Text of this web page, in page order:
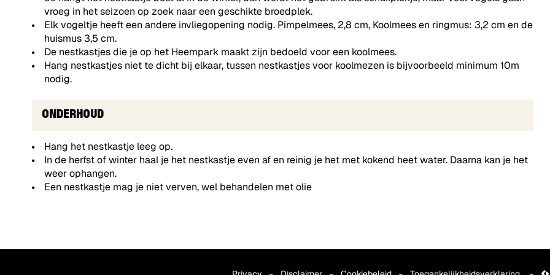
vroeg in het seizoen op zoek naar een geschikte broedplek.
Elk vogeltje heeft een andere invliegopening nodig. Pimpelmees, 2,8 cm, Koolmees en ringmus: 3,2 cm en de
huismus 3,5 cm.
De nestkastjes die je op het Heempark maakt zijn bedoeld voor een koolmees.
Hang nestkastjes niet te dicht bij elkaar, tussen nestkastjes voor koolmezen is bijvoorbeeld minimum 10m
nodig.
ONDERHOUD
Hang het nestkastje leeg op.
In de herfst of winter haal je het nestkastje even af en reinig je het met kokend heet water. Daarna kan je het
weer ophangen.
Een nestkastje mag je niet verven, wel behandelen met olie